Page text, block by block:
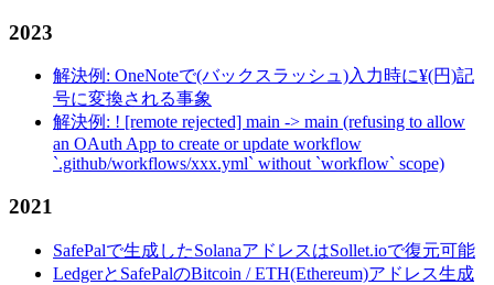
2023
解決例: OneNoteで(バックスラッシュ)入力時に¥(円)記
号に変換される事象
解決例: ! [remote rejected] main -> main (refusing to allow
an OAuth App to create or update workflow
`.github/workflows/xxx.yml` without `workflow` scope)
2021
SafePalで生成したSolanaアドレスはSollet.ioで復元可能
LedgerとSafePalのBitcoin / ETH(Ethereum)アドレス生成